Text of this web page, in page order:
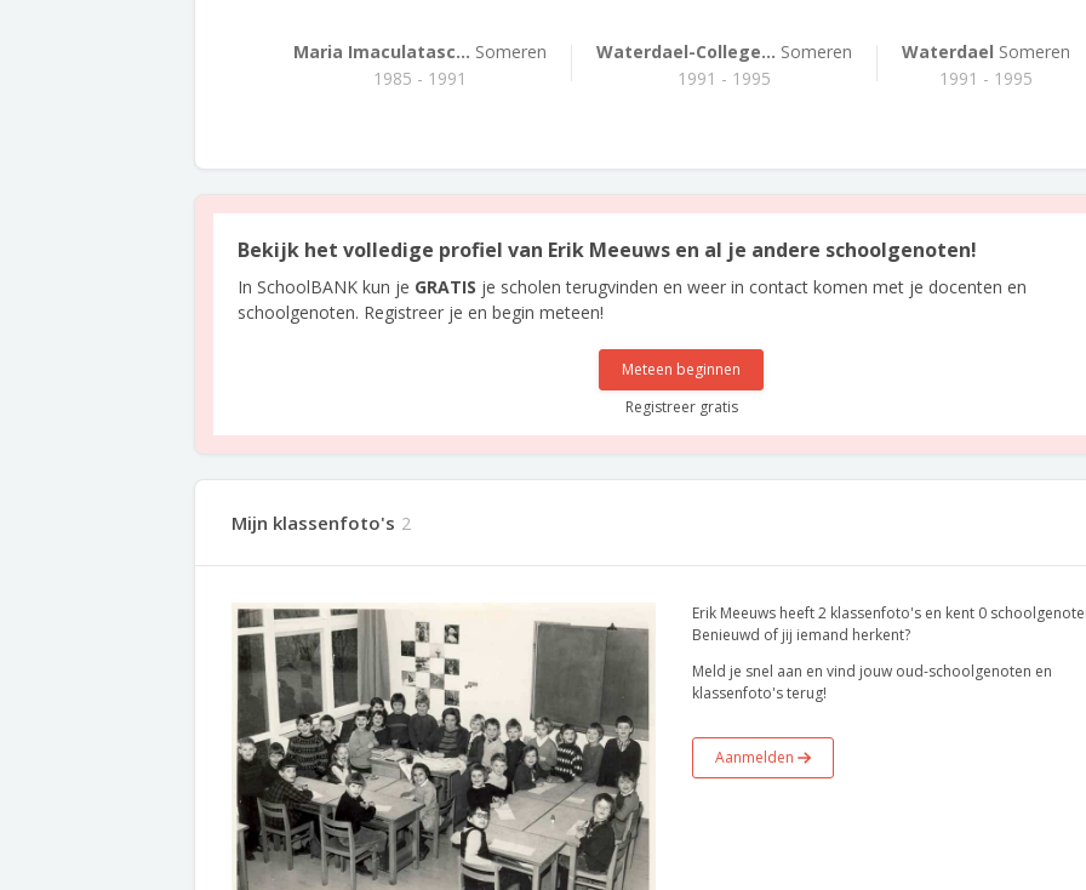
Maria Imaculatasc... Someren
1985 - 1991
Waterdael-College... Someren
1991 - 1995
Waterdael Someren
1991 - 1995
Bekijk het volledige profiel van Erik Meeuws en al je andere schoolgenoten!
In SchoolBANK kun je GRATIS je scholen terugvinden en weer in contact komen met je docenten en
schoolgenoten. Registreer je en begin meteen!
Meteen beginnen
Registreer gratis
Mijn klassenfoto's 2
Erik Meeuws heeft 2 klassenfoto's en kent 0
Benieuwd of jij iemand herkent?
Meld je snel aan en vind jouw oud-schoolgenoten en
klassenfoto's terug!
Aanmelden